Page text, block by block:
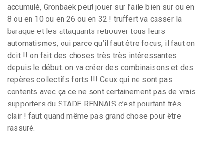
accumulé, Gronbaek peut jouer sur l’aile bien sur ou en
8 ou en 10 ou en 26 ou en 32 ! truffert va casser la
baraque et les attaquants retrouver tous leurs
automatismes, oui parce qu’il faut être focus, il faut on
doit !! on fait des choses très très intéressantes
depuis le début, on va créer des combinaisons et des
repères collectifs forts !!! Ceux qui ne sont pas
contents avec ça ce ne sont certainement pas de vrais
supporters du STADE RENNAIS c’est pourtant très
clair ! faut quand même pas grand chose pour être
rassuré.